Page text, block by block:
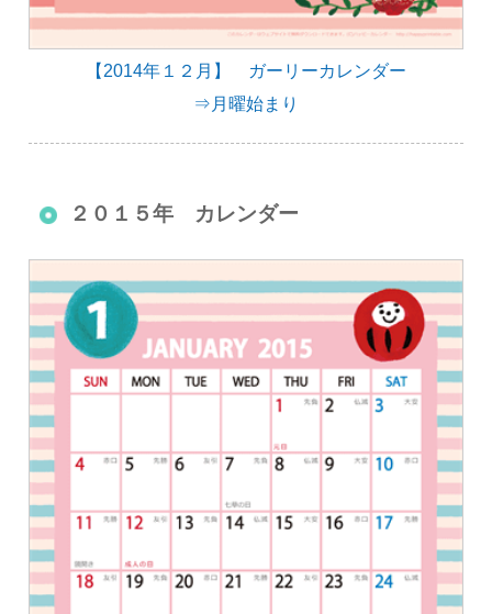
【2014年１２月】 ガーリーカレンダー
⇒月曜始まり
２０１５年 カレンダー